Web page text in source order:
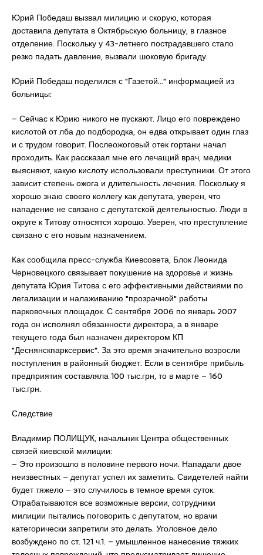
Юрий Победаш вызвал милицию и скорую, которая
доставила депутата в Октябрьскую больницу, в глазное
отделение. Поскольку у 43-летнего пострадавшего стало
резко падать давление, вызвали шоковую бригаду.
Юрий Победаш поделился с "Газетой…" информацией из
больницы:
– Сейчас к Юрию никого не пускают. Лицо его повреждено
кислотой от лба до подбородка, он едва открывает один глаз
и с трудом говорит. Послеожоговый отек гортани начал
проходить. Как рассказал мне его лечащий врач, медики
выясняют, какую кислоту использовали преступники. От этого
зависит степень ожога и длительность лечения. Поскольку я
хорошо знаю своего коллегу как депутата, уверен, что
нападение не связано с депутатской деятельностью. Люди в
округе к Титову относятся хорошо. Уверен, что преступление
связано с его новым назначением.
Как сообщила пресс-служба Киевсовета, Блок Леонида
Черновецкого связывает покушение на здоровье и жизнь
депутата Юрия Титова с его эффективными действиями по
легализации и налаживанию "прозрачной" работы
парковочных площадок. С сентября 2006 по январь 2007
года он исполнял обязанности директора, а в январе
текущего года был назначен директором КП
"Деснянскпарксервис". За это время значительно возросли
поступления в районный бюджет. Если в сентябре прибыль
предприятия составляла 100 тыс.грн, то в марте – 160
тыс.грн.
Следствие
Владимир ПОЛИЩУК, начальник Центра общественных
связей киевской милиции:
– Это произошло в половине первого ночи. Нападали двое
неизвестных – депутат успел их заметить. Свидетелей найти
будет тяжело – это случилось в темное время суток.
Отрабатываются все возможные версии, сотрудники
милиции пытались поговорить с депутатом, но врачи
категорически запретили это делать. Уголовное дело
возбуждено по ст. 121 ч.1. – умышленное нанесение тяжких